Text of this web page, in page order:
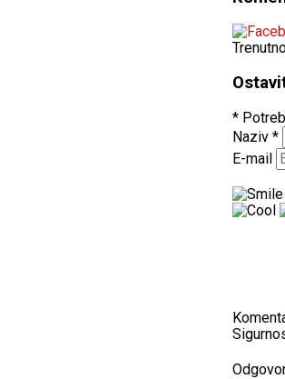
*
Naziv *
E-mail